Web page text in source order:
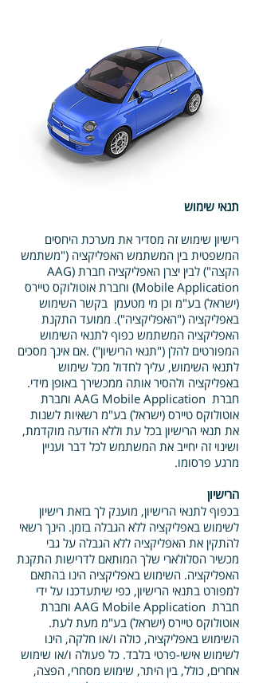
תנאי שימוש
רישיון שימוש זה מסדיר את מערכת היחסים
המשפטית בין המשתמש האפליקציה ("משתמש
הקצה") לבין יצרן האפליקציה חברת (AAG
Mobile Application) וחברת אוטולוקס טיירס
(ישראל) בע"מ וכן מי מטעמן בקשר השימוש
באפליקציה ("האפליקציה"). ממועד התקנת
האפליקציה המשתמש כפוף לתנאי השימוש
המפורטים להלן ("תנאי הרישיון") .אם אינך מסכים
לתנאי השימוש, עליך לחדול מכל שימוש
באפליקציה ולהסיר אותה ממכשירך באופן מידי.
חברת AAG Mobile Application וחברת
אוטולוקס טיירס (ישראל) בע"מ רשאיות לשנות
את תנאי הרישיון בכל עת וללא הודעה מוקדמת,
ושינוי זה יחייב את המשתמש לכל דבר ועניין
מרגע פרסומו.
הרישיון
בכפוף לתנאי הרישיון, מוענק לך בזאת רישיון
לשימוש באפליקציה ללא הגבלה בזמן. הינך רשאי
להתקין את האפליקציה ללא הגבלה על גבי
מכשיר הסלולארי שלך המותאם לדרישות התקנת
האפליקציה. השימוש באפליקציה הינו בהתאם
למפורט בתנאי הרישיון, כפי שיתעדכנו על ידי
חברת AAG Mobile Application וחברת
אוטולוקס טיירס (ישראל) בע"מ מעת לעת.
השימוש באפליקציה, כולה ו/או חלקה, הינו
לשימוש אישי-פרטי בלבד. כל פעולה ו/או שימוש
אחרים, כולל, בין היתר, שימוש מסחרי, הפצה,